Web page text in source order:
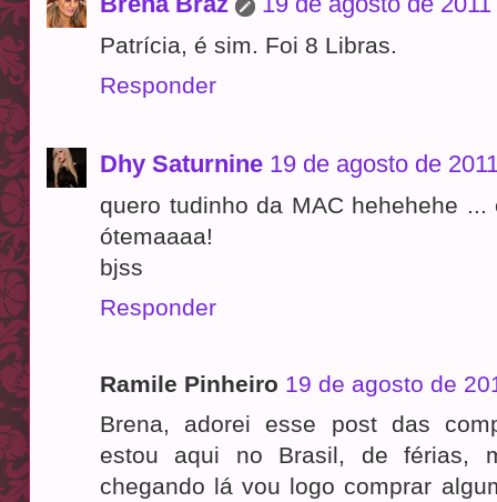
Patrícia, é sim. Foi 8 Libras.
Responder
Dhy Saturnine 19 de agosto de
quero tudinho da MAC hehehehe
ótemaaaa!
bjss
Responder
Ramile Pinheiro 19 de agosto de
Brena, adorei esse post das
estou aqui no Brasil, de férias,
chegando lá vou logo comprar